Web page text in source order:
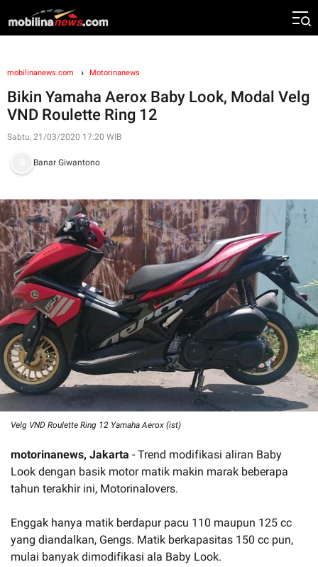
mobilinanews.com Motorinanews
Bikin Yamaha Aerox Baby Look, Modal Velg
VND Roulette Ring 12
Sabtu, 21/03/2020 17:20 WIB
Banar Giwantono
Velg VND Roulette Ring 12 Yamaha Aerox (ist)
motorinanews, Jakarta - Trend modifikasi aliran Baby
Look dengan basik motor matik makin marak beberapa
tahun terakhir ini, Motorinalovers.
Enggak hanya matik berdapur pacu 110 maupun 125 cc
yang diandalkan, Gengs. Matik berkapasitas 150 cc pun,
mulai banyak dimodifikasi ala Baby Look.